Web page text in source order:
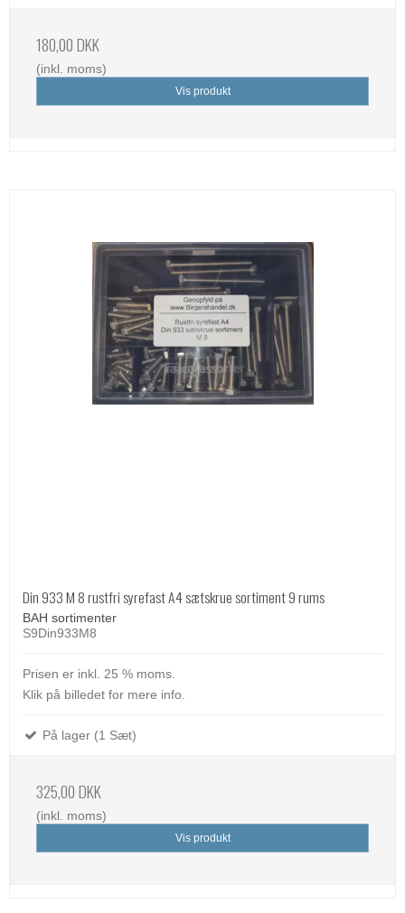
180,00 DKK
(inkl. moms)
Vis produkt
Din 933 M 8 rustfri syrefast A4 sætskrue sortiment 9 rums
BAH sortimenter
S9Din933M8
Prisen er inkl. 25 % moms.
Klik på billedet for mere info.
På lager (1 Sæt)
325,00 DKK
(inkl. moms)
Vis produkt